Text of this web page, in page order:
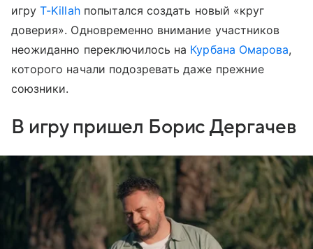
игруT-Killahпопытался создать новый «круг
доверия». Одновременно внимание участников
неожиданно переключилось на Курбана Омарова,
которого начали подозревать даже прежние
союзники.
В игру пришел Борис Дергачев